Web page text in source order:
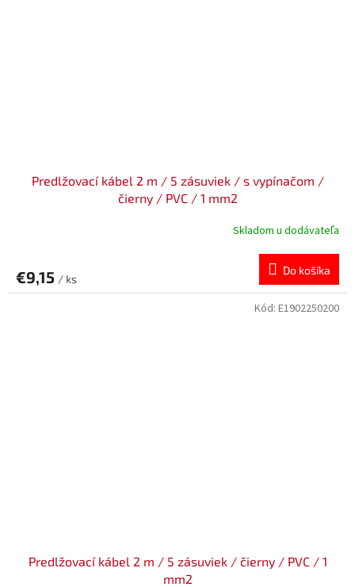
Predlžovací kábel 2 m / 5 zásuviek / s vypínačom /
čierny / PVC / 1 mm2
Skladom u dodávateľa
€9,15 / ks
Do košíka
Predlžovací kábel 2 m / 5 zásuviek / čierny / PVC / 1
mm2
Kód: E1902250200